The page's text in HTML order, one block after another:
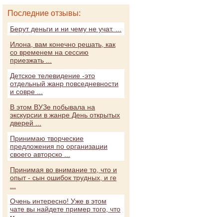
Последние отзывы:
Берут деньги и ни чему не учат. ...
Илона, вам конечно решать, как
со временем на сессию
приезжать ...
Детское телевидение -это
отдельный жанр повседневности
и совре ...
В этом ВУЗе побывала на
экскурсии в жанре День открытых
дверей ...
Принимаю творческие
предложения по организации
своего авторско ...
Принимая во внимание то, что и
опыт - сын ошибок трудных, и ге
Очень интересно! Уже в этом
чате вы найдете пример того, что